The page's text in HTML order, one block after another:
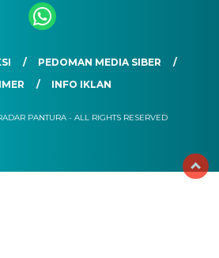
PEDOMAN MEDIA SIBER
INFO IKLAN
PANTURA - ALL RIGHTS RESERVED